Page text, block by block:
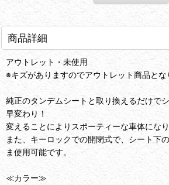
商品詳細
アウトレット・未使用
※キズがありますのでアウトレット商品とな
純正のタンデムシートと取り換えるだけで
早変わり！
変えることによりスポーティーな車体になり
また、キーロックでの開閉式で、シート下
ま使用可能です。
≪カラー≫